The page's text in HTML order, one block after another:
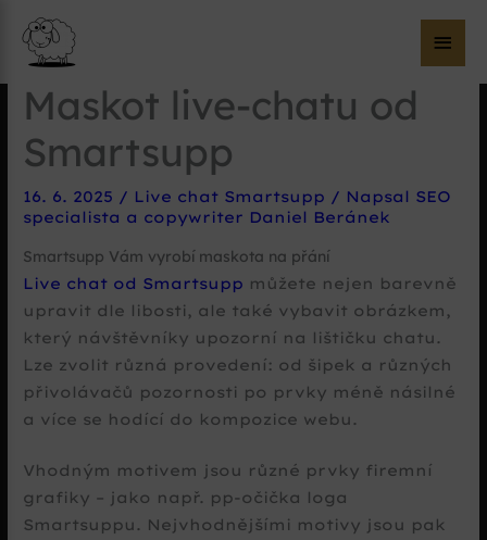
Maskot live-chatu od
Smartsupp
16. 6. 2025 / Live chat Smartsupp / Napsal SEO
specialista a copywriter Daniel Beránek
Smartsupp Vám vyrobí maskota na přání
Live chat od Smartsupp můžete nejen barevně
upravit dle libosti, ale také vybavit obrázkem,
který návštěvníky upozorní na lištičku chatu.
Lze zvolit různá provedení: od šipek a různých
přivolávačů pozornosti po prvky méně násilné
a více se hodící do kompozice webu.
Vhodným motivem jsou různé prvky firemní
grafiky – jako např. pp-očička loga
Smartsuppu. Nejvhodnějšími motivy jsou pak